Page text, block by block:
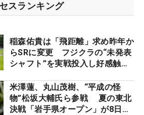
スランキング
稲森佑貴は「飛距離」求め昨年か
らSRに変更 フジクラの“未発表
シャフト”を実戦投入し好感触
ーのヒトネタ！】
米澤蓮、丸山茂樹、“平成の怪
物”松坂大輔氏ら参戦 夏の東北
決戦「岩手県オープン」が8日開